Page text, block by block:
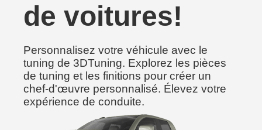
de voitures!
Personnalisez votre véhicule avec le
tuning de 3DTuning. Explorez les pièces
de tuning et les finitions pour créer un
chef-d'œuvre personnalisé. Élevez votre
expérience de conduite.